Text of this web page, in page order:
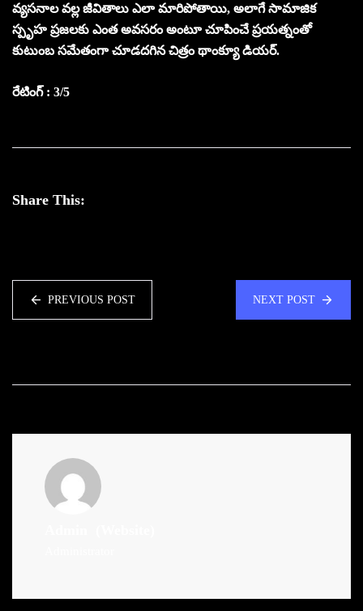
వ్యసనాల వల్ల జీవితాలు ఎలా మారిపోతాయి, అలాగే సామాజిక
స్పృహ ప్రజలకు ఎంత అవసరం అంటూ చూపించే ప్రయత్నంతో
కుటుంబ సమేతంగా చూడదగిన చిత్రం థాంక్యూ డియర్.
రేటింగ్ : 3/5
Share This:
PREVIOUS POST NEXT POST